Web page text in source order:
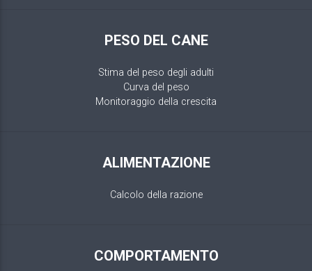
PESO DEL CANE
Stima del peso degli adulti
Curva del peso
Monitoraggio della crescita
ALIMENTAZIONE
Calcolo della razione
COMPORTAMENTO